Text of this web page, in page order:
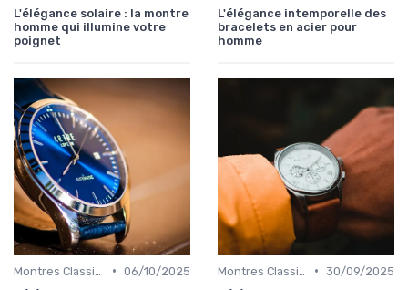
L'élégance solaire : la montre
homme qui illumine votre
poignet
L'élégance intemporelle des
bracelets en acier pour
homme
• 06/10/2025
• 30/09/2025